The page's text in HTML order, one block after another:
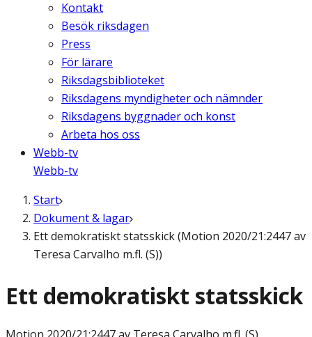
Kontakt
Besök riksdagen
Press
För lärare
Riksdagsbiblioteket
Riksdagens myndigheter och nämnder
Riksdagens byggnader och konst
Arbeta hos oss
Webb-tv
Webb-tv
Start
Dokument & lagar
Ett demokratiskt statsskick (Motion 2020/21:2447 av
Teresa Carvalho m.fl. (S))
Ett demokratiskt statsskick